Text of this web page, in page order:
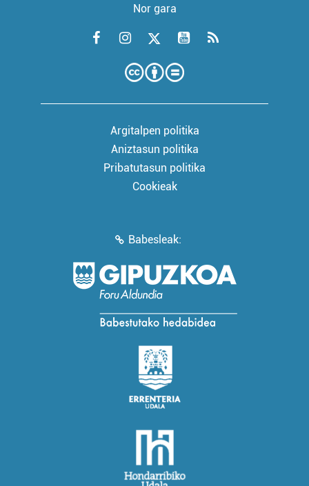
Nor gara
Argitalpen politika
Aniztasun politika
Pribatutasun politika
Cookieak
Babesleak: